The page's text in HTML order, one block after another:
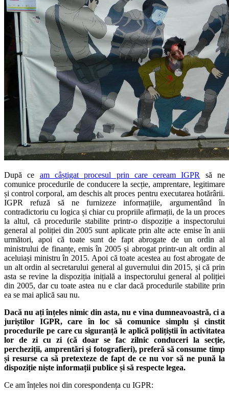
După ce am câștigat procesul prin care ceream IGPR
să ne
comunice procedurile de conducere la secție, amprentare, legitimare
și control corporal, am deschis alt proces pentru executarea hotărârii.
IGPR refuză să ne furnizeze informațiile, argumentând în
contradictoriu cu logica și chiar cu propriile afirmații, de la un proces
la altul, că procedurile stabilite printr-o dispoziție a inspectorului
general al poliției din 2005 sunt aplicate prin alte acte emise în anii
următori, apoi că toate sunt de fapt abrogate de un ordin al
ministrului de finanțe, emis în 2005 și abrogat printr-un alt ordin al
aceluiași ministru în 2015. Apoi că toate acestea au fost abrogate de
un alt ordin al secretarului general al guvernului din 2015, și că prin
asta se revine la dispoziția inițială a inspectorului general al poliției
din 2005, dar cu toate astea nu e clar dacă procedurile stabilite prin
ea se mai aplică sau nu.
Dacă nu ați înțeles nimic din asta, nu e vina dumneavoastră, ci a
juriștilor IGPR, care în loc să comunice simplu și cinstit
procedurile pe care cu siguranță le aplică polițiștii în activitatea
lor de zi cu zi (că doar se fac zilnic conduceri la secție,
percheziții, amprentări și fotografieri), preferă să consume timp
și resurse ca să pretexteze de fapt de ce nu vor să ne pună la
dispoziție niște informații publice și să respecte legea.
Ce am înțeles noi din corespondența cu IGPR: